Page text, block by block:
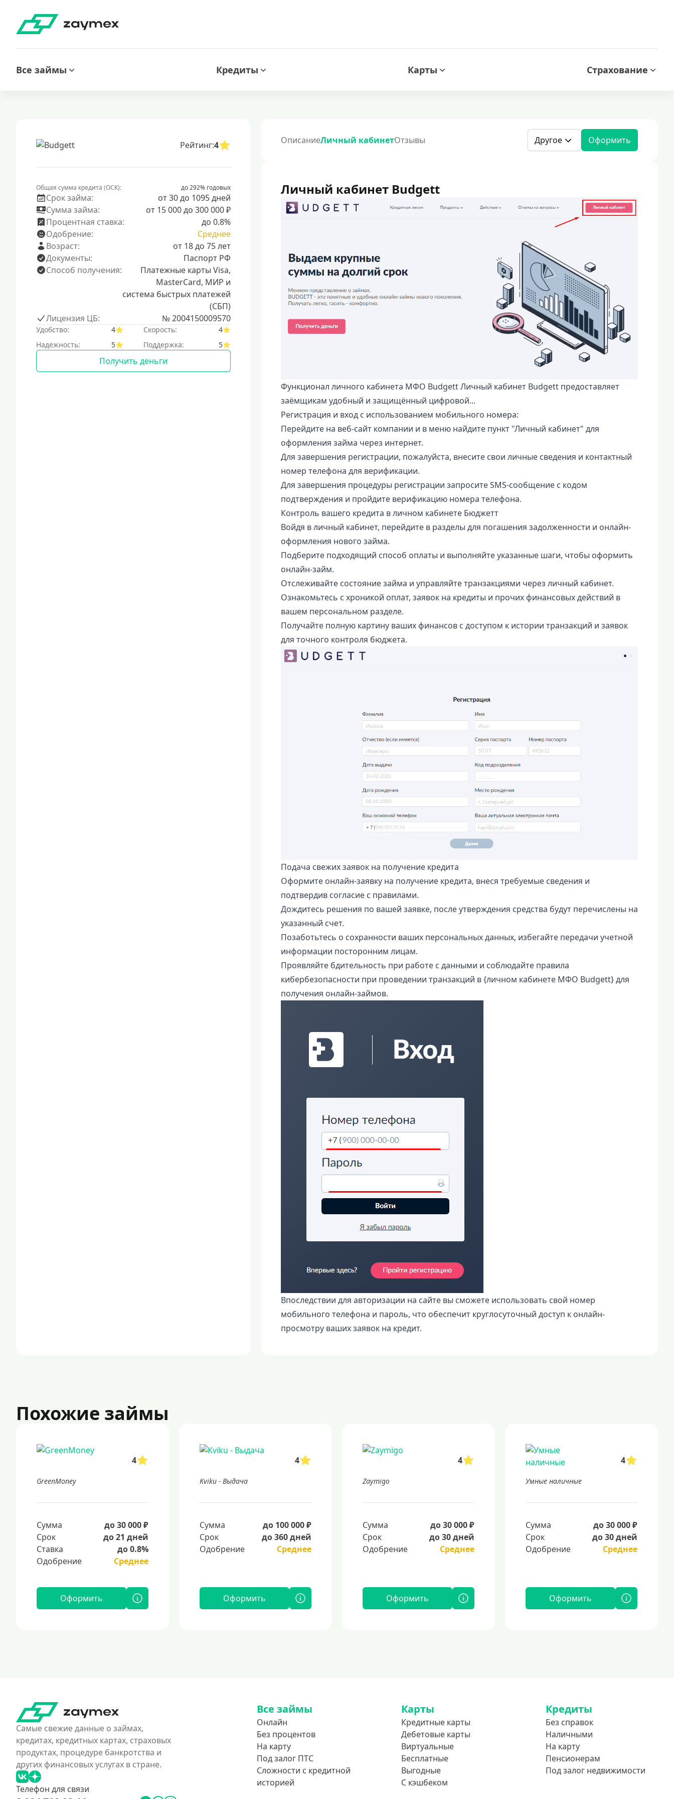
Все займы Кредиты Карты Страхование
Рейтинг:4
Общая сумма кредита (ОСК): до 292% годовых
Срок займа:
от 30 до 1095 дней
Сумма займа:
от 15 000 до 300 000 ₽
Процентная ставка:
до 0.8%
Одобрение:
Среднее
Возраст:
от 18 до 75 лет
Документы:
Паспорт РФ
Способ получения:
Платежные карты Visa,
MasterCard, МИР и
система быстрых платежей
(СБП)
Лицензия ЦБ:
№ 2004150009570
Удобство: 4 Скорость:
4
Надежность:
5 Поддержка: 5
Получить деньги
ОписаниеЛичный кабинетОтзывы Другое Оформить
Личный кабинет Budgett
Функционал личного кабинета МФО Budgett Личный кабинет Budgett предоставляет
заёмщикам удобный и защищённый цифровой...
Регистрация и вход с использованием мобильного номера:
Перейдите на веб-сайт компании и в меню найдите пункт "Личный кабинет" для
оформления займа через интернет.
Для завершения регистрации, пожалуйста, внесите свои личные сведения и контактный
номер телефона для верификации.
Для завершения процедуры регистрации запросите SMS-сообщение с кодом
подтверждения и пройдите верификацию номера телефона.
Контроль вашего кредита в личном кабинете Бюджетт
Войдя в личный кабинет, перейдите в разделы для погашения задолженности и онлайн-
оформления нового займа.
Подберите подходящий способ оплаты и выполняйте указанные шаги, чтобы оформить
онлайн-займ.
Отслеживайте состояние займа и управляйте транзакциями через личный кабинет.
Ознакомьтесь с хроникой оплат, заявок на кредиты и прочих финансовых действий в
вашем персональном разделе.
Получайте полную картину ваших финансов с доступом к истории транзакций и заявок
для точного контроля бюджета.
Подача свежих заявок на получение кредита
Оформите онлайн-заявку на получение кредита, внеся требуемые сведения и
подтвердив согласие с правилами.
Дождитесь решения по вашей заявке, после утверждения средства будут перечислены на
указанный счет.
Позаботьтесь о сохранности ваших персональных данных, избегайте передачи учетной
информации посторонним лицам.
Проявляйте бдительность при работе с данными и соблюдайте правила
кибербезопасности при проведении транзакций в {личном кабинете МФО Budgett} для
получения онлайн-займов.
Впоследствии для авторизации на сайте вы сможете использовать свой номер
мобильного телефона и пароль, что обеспечит круглосуточный доступ к онлайн-
просмотру ваших заявок на кредит.
Похожие займы
4
GreenMoney
Сумма
до 30 000 ₽
Срок
до 21 дней
Ставка
до 0.8%
Одобрение
Среднее
Оформить
4
Kviku - Выдача
Сумма
до 100 000 ₽
Срок
до 360 дней
Одобрение
Среднее
Оформить
4
Zaymigo
Сумма
до 30 000 ₽
Срок
до 30 дней
Одобрение
Среднее
Оформить
4
Умные наличные
Сумма
до 30 000 ₽
Срок
до 30 дней
Одобрение
Среднее
Оформить
Самые свежие данные о займах,
кредитах, кредитных картах, страховых
продуктах, процедуре банкротства и
других финансовых услугах в стране.
Телефон для связи
Все займы
Онлайн
Без процентов
На карту
Под залог ПТС
Сложности с кредитной
историей
Карты
Кредитные карты
Дебетовые карты
Виртуальные
Бесплатные
Выгодные
С кэшбеком
Кредиты
Без справок
Наличными
На карту
Пенсионерам
Под залог недвижимости